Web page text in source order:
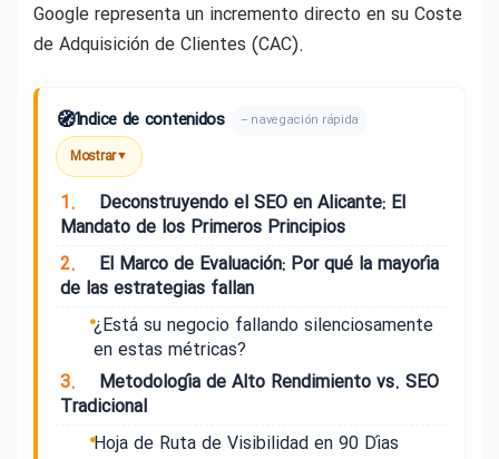
Google representa un incremento directo en su Coste
de Adquisición de Clientes (CAC).
🧭Índice de contenidos – navegación rápida
Mostrar▼
1.
Deconstruyendo el SEO en Alicante: El
Mandato de los Primeros Principios
2.
El Marco de Evaluación: Por qué la mayoría
de las estrategias fallan
¿Está su negocio fallando silenciosamente
en estas métricas?
3.
Metodología de Alto Rendimiento vs. SEO
Tradicional
Hoja de Ruta de Visibilidad en 90 Días